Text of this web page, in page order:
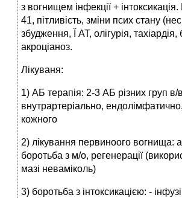
з вогнищем інфекції +
41, пітливість, зміни псих стану
збудження, Ї АТ, олігурія, тахіардія,
акроціаноз.
Лікуваня:
1) АБ терапія: 2-3 АБ різних груп в/
внутрартеріально,
кожного
2) лікування первиноого вогнища:
боротьба з м/о, регенерації
мазі неваміколь)
3) боротьба з інтоксикацією: -